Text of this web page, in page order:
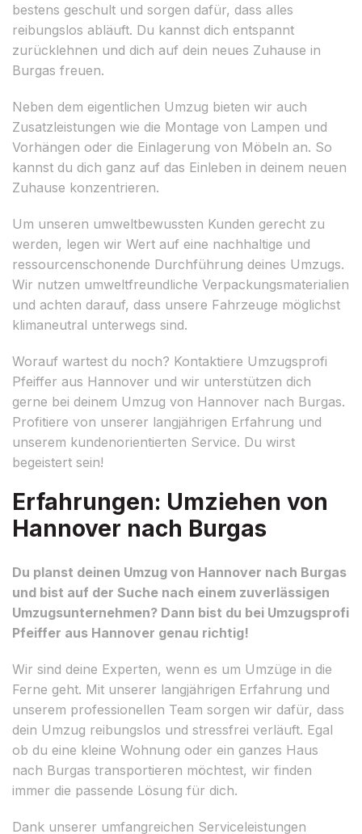
bestens geschult und sorgen dafür, dass alles
reibungslos abläuft. Du kannst dich entspannt
zurücklehnen und dich auf dein neues Zuhause in
Burgas freuen.
Neben dem eigentlichen Umzug bieten wir auch
Zusatzleistungen wie die Montage von Lampen und
Vorhängen oder die Einlagerung von Möbeln an. So
kannst du dich ganz auf das Einleben in deinem neuen
Zuhause konzentrieren.
Um unseren umweltbewussten Kunden gerecht zu
werden, legen wir Wert auf eine nachhaltige und
ressourcenschonende Durchführung deines Umzugs.
Wir nutzen umweltfreundliche Verpackungsmaterialien
und achten darauf, dass unsere Fahrzeuge möglichst
klimaneutral unterwegs sind.
Worauf wartest du noch? Kontaktiere Umzugsprofi
Pfeiffer aus Hannover und wir unterstützen dich
gerne bei deinem Umzug von Hannover nach Burgas.
Profitiere von unserer langjährigen Erfahrung und
unserem kundenorientierten Service. Du wirst
begeistert sein!
Erfahrungen: Umziehen von
Hannover nach Burgas
Du planst deinen Umzug von Hannover nach Burgas
und bist auf der Suche nach einem zuverlässigen
Umzugsunternehmen? Dann bist du bei Umzugsprofi
Pfeiffer aus Hannover genau richtig!
Wir sind deine Experten, wenn es um Umzüge in die
Ferne geht. Mit unserer langjährigen Erfahrung und
unserem professionellen Team sorgen wir dafür, dass
dein Umzug reibungslos und stressfrei verläuft. Egal
ob du eine kleine Wohnung oder ein ganzes Haus
nach Burgas transportieren möchtest, wir finden
immer die passende Lösung für dich.
Dank unserer umfangreichen Serviceleistungen